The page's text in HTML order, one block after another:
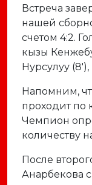
Встреча
нашей
счетом 4:2.
кызы
Нурсулуу
Напомним,
проходит по
Чемпион
количеству
После
Анарбекова